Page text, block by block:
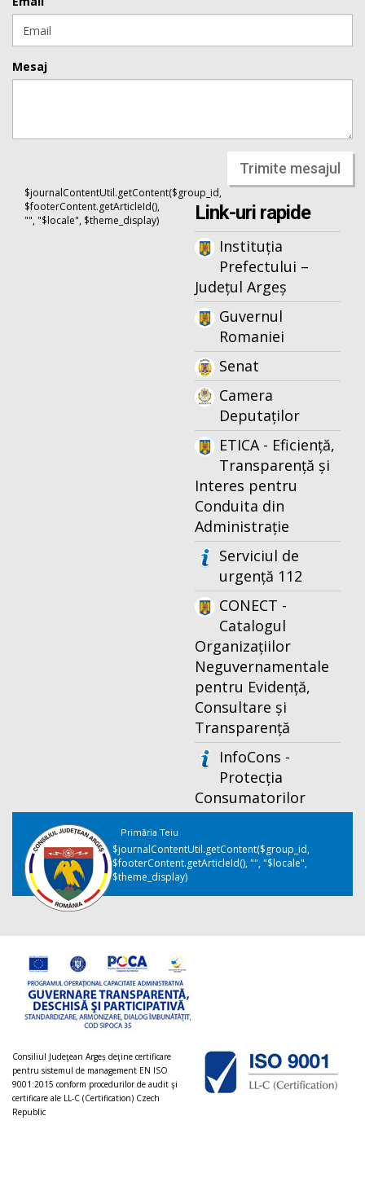
Mesaj
Trimite mesajul
$journalContentUtil.getContent($group_id,
$footerContent.getArticleId(),
"", "$locale", $theme_display)
Link-uri rapide
Instituția
Prefectului –
Județul Argeș
Guvernul
Romaniei
Senat
Camera
Deputaților
ETICA - Eficiență,
Transparență și
Interes pentru
Conduita din
Administrație
Serviciul de
urgență 112
CONECT -
Catalogul
Organizațiilor
Neguvernamentale
pentru Evidență,
Consultare și
Transparență
InfoCons -
Protecția
Consumatorilor
Primăria Teiu
$journalContentUtil.getContent($group_id,
$footerContent.getArticleId(), "", "$locale",
$theme_display)
Consiliul Judeţean Argeș deţine certificare
pentru sistemul de management EN ISO
9001:2015 conform procedurilor de audit şi
certificare ale LL-C (Certification) Czech
Republic